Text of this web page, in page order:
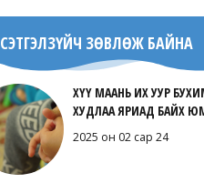
СЭТГЭЛЗҮЙЧ ЗӨВЛӨЖ БАЙНА
ХҮҮ МААНЬ ИХ УУР
ХУДЛАА ЯРИАД БАЙХ
2025 он 02 сар 24